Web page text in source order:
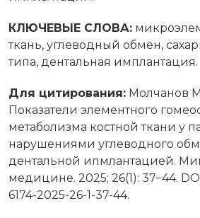
КЛЮЧЕВЫЕ СЛОВА:
ткань, углеводный обмен,
типа, дентальная имплантация.
Для цитирования: Молчанов
Показатели элементного
метаболизма костной ткани у
нарушениями углеводного
дентальной ипмлантацией.
медицине. 2025; 26(1): 37−44.
6174-2025-26-1-37-44.